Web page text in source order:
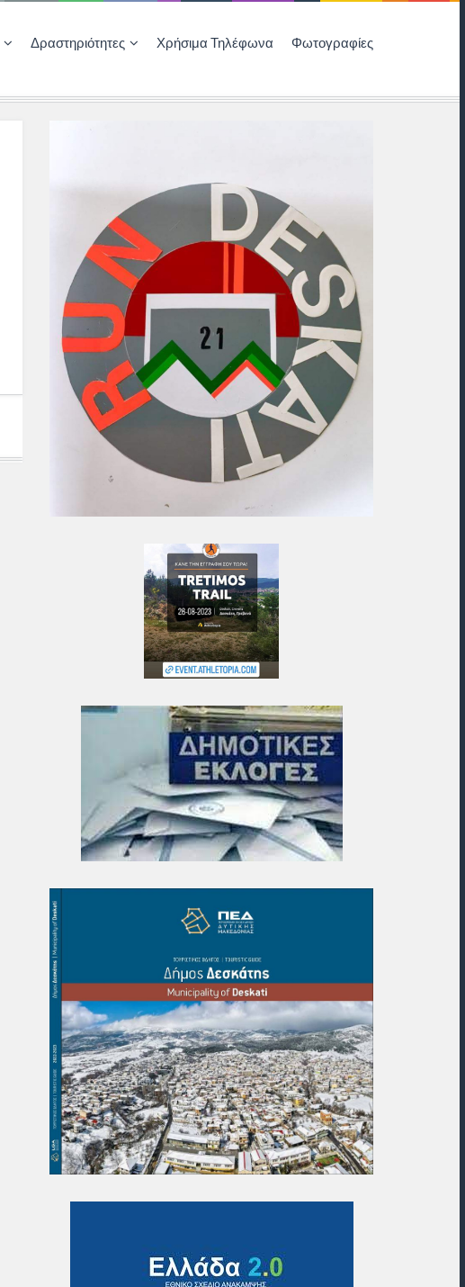
Δραστηριότητες Χρήσιμα Τηλέφωνα Φωτογραφίες